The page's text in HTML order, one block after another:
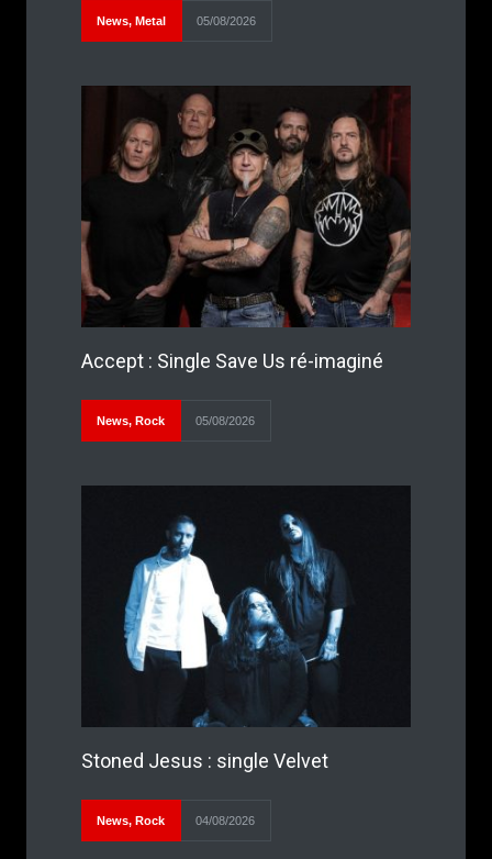
News, Metal 05/08/2026
Accept : Single Save Us ré-imaginé
News, Rock 05/08/2026
Stoned Jesus : single Velvet
News, Rock 04/08/2026